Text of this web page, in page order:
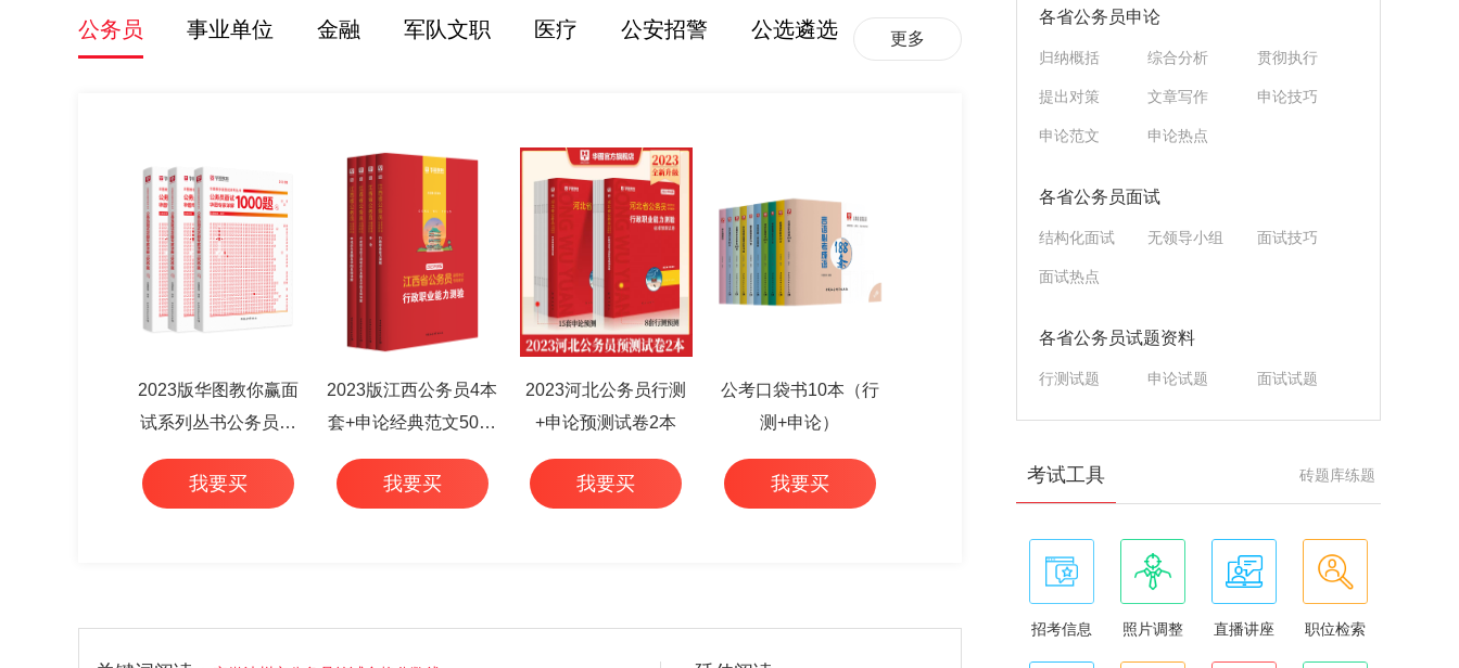
公务员 事业单位 金融 军队文职 医疗 公安招警 公选遴选 更多
2023版华图教你赢面
试系列丛书公务员面
试华图专家详解1000
题（3本套）
我要买
2023版江西公务员4本
套+申论经典范文50篇
+行测高频考点 6本
我要买
2023河北公务员行测
+申论预测试卷2本
我要买
公考口袋书10本（行
测+申论）
我要买
各省公务员申论
归纳概括 综合分析 贯彻执行
提出对策 文章写作 申论技巧
申论范文 申论热点
各省公务员面试
结构化面试 无领导小组 面试技巧
面试热点
各省公务员试题资料
行测试题 申论试题 面试试题
砖题库练题
考试工具
招考信息 照片调整 直播讲座 职位检索